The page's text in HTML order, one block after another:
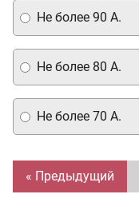
Не более 70 А.
Не более 90 А.
Не более 80 А.
« Предыдущий